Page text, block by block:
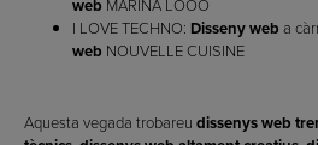
web MARINA LOOO
I LOVE TECHNO: Disseny web a
web NOUVELLE CUISINE
Aquesta vegada trobareu dissenys web